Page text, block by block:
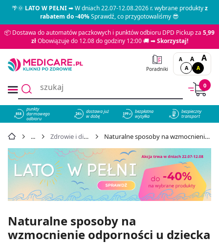
🌴🌞LATO W PEŁNI➡ W dniach 22.07-12.08.2026 r. wybrane produktyz
rabatem do -40%Sprawdź, co przygotowaliśmy 😎
📦 Dostawa do automatów paczkowych i punktów odbioru DPD Pickup za 5,99
złObowiązuje do 12.08 do godziny 12:00 🚚 ➡Skorzystaj!
Poradniki
A A A
A A
0
858
punkty
darmowego
odbioru
dostawa już
w dobę
bezpłatna
wysyłka
bezpieczny
transport
Zdrowie i dieta dziecka Naturalne sposoby na wzmocnienie odporności u dziecka
Naturalne sposoby na
wzmocnienie odporności u dziecka